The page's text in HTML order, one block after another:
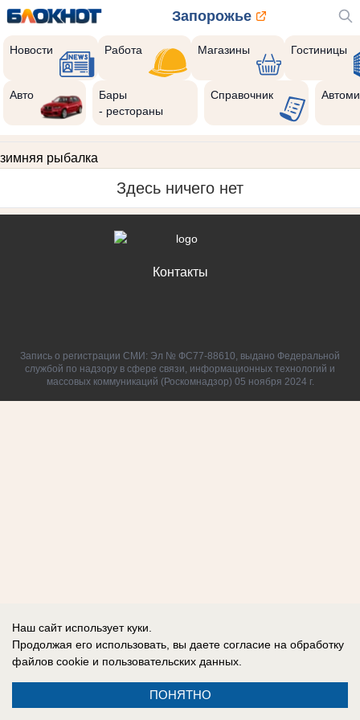
Запорожье
Новости Работа Магазины Гостиницы
Авто
Бары
- рестораны
Справочник
зимняя рыбалка
Здесь ничего нет
Контакты
Запись о регистрации СМИ: Эл № ФС77-88610, выдано Федеральной
службой по надзору в сфере связи, информационных технологий и
массовых коммуникаций (Роскомнадзор) 05 ноября 2024 г.
Наш сайт использует куки.
Продолжая его использовать, вы даете согласие на обработку
файлов cookie и пользовательских данных.
ПОНЯТНО